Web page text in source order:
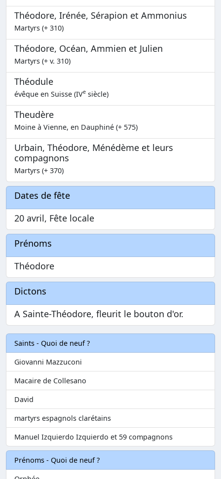
Théodore, Irénée, Sérapion et Ammonius
Martyrs (+ 310)
Théodore, Océan, Ammien et Julien
Martyrs (+ v. 310)
Théodule
évêque en Suisse (IVe siècle)
Theudère
Moine à Vienne, en Dauphiné (+ 575)
Urbain, Théodore, Ménédème et leurs
compagnons
Martyrs (+ 370)
Dates de fête
20 avril, Fête locale
Prénoms
Théodore
Dictons
A Sainte-Théodore, fleurit le bouton d'or.
Saints - Quoi de neuf ?
Giovanni Mazzuconi
Macaire de Collesano
David
martyrs espagnols clarétains
Manuel Izquierdo Izquierdo et 59 compagnons
Prénoms - Quoi de neuf ?